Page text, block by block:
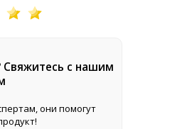
Свяжитесь с нашим
они помогут